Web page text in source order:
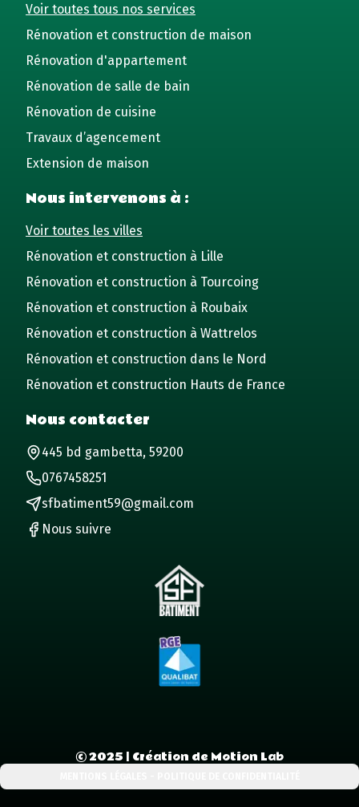
Voir toutes tous nos services
Rénovation et construction de maison
Rénovation d'appartement
Rénovation de salle de bain
Rénovation de cuisine
Travaux d’agencement
Extension de maison
Nous intervenons à :
Voir toutes les villes
Rénovation et construction à Lille
Rénovation et construction à Tourcoing
Rénovation et construction à Roubaix
Rénovation et construction à Wattrelos
Rénovation et construction dans le Nord
Rénovation et construction Hauts de France
Nous contacter
445 bd gambetta, 59200
0767458251
sfbatiment59@gmail.com
Nous suivre
©2025 | Création de Motion Lab